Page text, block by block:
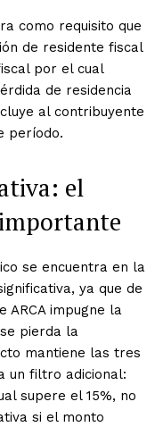
como requisito que
de residente fiscal
por el cual
de residencia
al contribuyente
período.
el
se encuentra en la
ya que de
ARCA impugne la
pierda la
mantiene las tres
un filtro adicional:
supere el 15%, no
si el monto